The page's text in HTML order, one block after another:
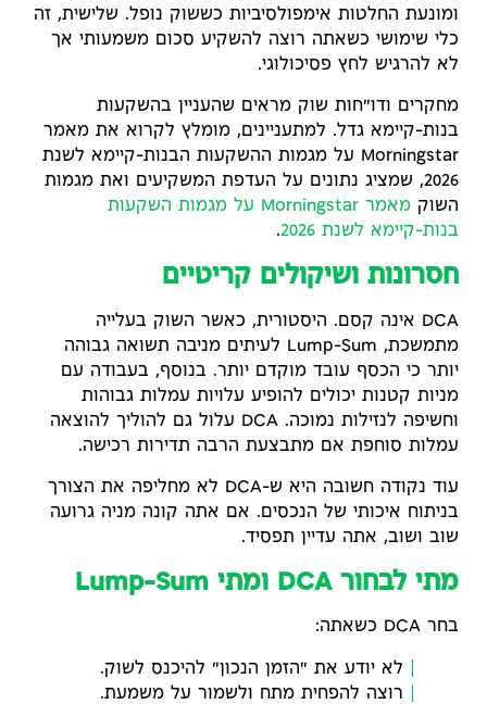
ומונעת החלטות אימפולסיביות כששוק נופל. שלישית, זה
כלי שימושי כשאתה רוצה להשקיע סכום משמעותי אך
לא להרגיש לחץ פסיכולוגי.
מחקרים ודו"חות שוק מראים שהעניין בהשקעות
בנות-קיימא גדל. למתעניינים, מומלץ לקרוא את מאמר
Morningstar על מגמות ההשקעות הבנות-קיימא לשנת
2026, שמציג נתונים על העדפת המשקיעים ואת מגמות
השוק
מאמר Morningstar על מגמות השקעות
בנות-קיימא לשנת 2026
.
חסרונות ושיקולים קריטיים
DCA אינה קסם. היסטורית, כאשר השוק בעלייה
מתמשכת, Lump-Sum לעיתים מניבה תשואה גבוהה
יותר כי הכסף עובד מוקדם יותר. בנוסף, בעבודה עם
מניות קטנות יכולים להופיע עלויות עמלות גבוהות
וחשיפה לנזילות נמוכה. DCA עלול גם להוליך להוצאה
עמלות סוחפת אם מתבצעת הרבה תדירות רכישה.
עוד נקודה חשובה היא ש-DCA לא מחליפה את הצורך
בניתוח איכותי של הנכסים. אם אתה קונה מניה גרועה
שוב ושוב, אתה עדיין תפסיד.
מתי לבחור DCA ומתי Lump-Sum
בחר DCA כשאתה:
לא יודע את "הזמן הנכון" להיכנס לשוק.
רוצה להפחית מתח ולשמור על משמעת.